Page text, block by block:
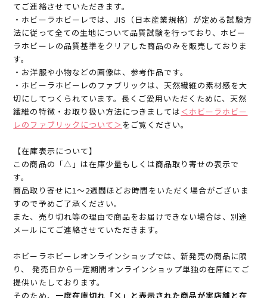
てご連絡させていただきます。
・ホビーラホビーレでは、JIS（日本産業規格）が定める試験方
法に従って全ての生地について品質試験を行っており、ホビー
ラホビーレの品質基準をクリアした商品のみを販売しておりま
す。
・お洋服や小物などの画像は、参考作品です。
・ホビーラホビーレのファブリックは、天然繊維の素材感を大
切にしてつくられています。長くご愛用いただくために、天然
繊維の特徴・お取り扱い方法につきましては＜ホビーラホビー
レのファブリックについて＞ をご覧ください。
【在庫表示について】
この商品の「△」は在庫少量もしくは商品取り寄せの表示で
す。
商品取り寄せに1～2週間ほどお時間をいただく場合がございま
すので予めご了承ください。
また、売り切れ等の理由で商品をお届けできない場合は、別途
メールにてご連絡させていただきます。
ホビーラホビーレオンラインショップでは、新発売の商品に限
り、 発売日から一定期間オンラインショップ単独の在庫にてご
提供いたしております。
そのため、 一度在庫切れ「×」と表示された商品が実店舗と在